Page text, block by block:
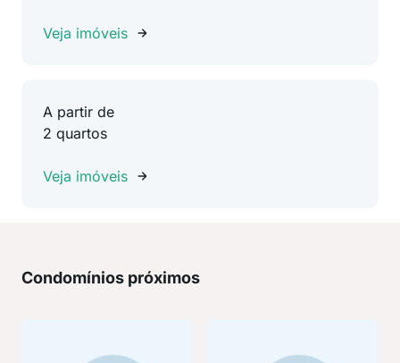
Veja imóveis
A partir de
2 quartos
Veja imóveis
Condomínios próximos